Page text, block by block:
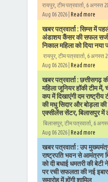
रायपुर, टीम पत्रवार्ता, 6 अगस्त
Aug 06 2026 | Read more
खबर पत्रवार्ता : सिम्स में
अंडाशय कैंसर की सफल
निकाल महिला को दिया नया
रायपुर, टीम पत्रवार्ता, 6 अगस्त
Aug 06 2026 | Read more
खबर पत्रवार्ता : छत्तीसगढ़
महिला जूनियर हॉकी टीम में,
कप में दिखाएंगी दम
की मधु सिदार और बोड़ला की
एक्सीलेंस सेंटर, बिलासपुर में
बिलासपुर, टीम पत्रवार्ता, 6
Aug 06 2026 | Read more
खबर पत्रवार्ता : उप
राष्ट्रपति भवन से आमंत्रण
को दी बधाई धमतरी की
पर रची सफलता की नई
समारोह में होंगी शामिल